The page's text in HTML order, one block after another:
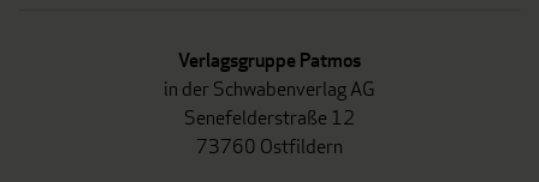
Verlagsgruppe Patmos
in der Schwabenverlag AG
Senefelderstraße 12
73760 Ostfildern